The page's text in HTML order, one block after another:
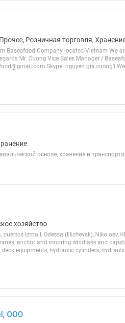
Розничная торговля,
Baseafood Company located Vietnam We
Mr. Cuong Vice Sales Manager /
Skype: nguyen.gia.cuong1
основе, хранение и
хозяйство
Izmail, Odessa (Illichevsk), Nikolaev,
anchor and mooring windlass and
equipments, hydraulic cylinders,
ООО